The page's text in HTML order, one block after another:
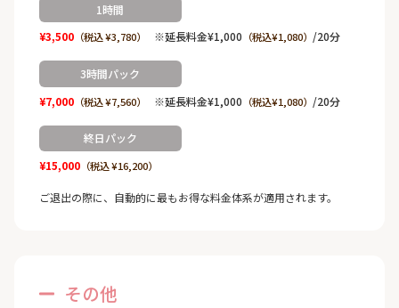
1時間
¥3,500（税込 ¥3,780） ※延長料金¥1,000 （税込¥1,080） /20分
3時間パック
¥7,000（税込 ¥7,560） ※延長料金¥1,000 （税込¥1,080） /20分
終日パック
¥15,000（税込 ¥16,200）
ご退出の際に、自動的に最もお得な料金体系が適用されます。
その他